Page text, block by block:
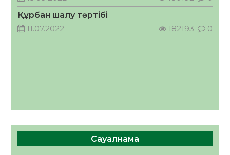
басталды
04.08.2026
Құрбан шалу тәртібі
11.07.2022
182193 0
Сауалнама